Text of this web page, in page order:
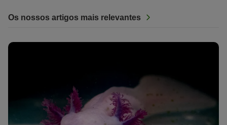
Os nossos artigos mais relevantes